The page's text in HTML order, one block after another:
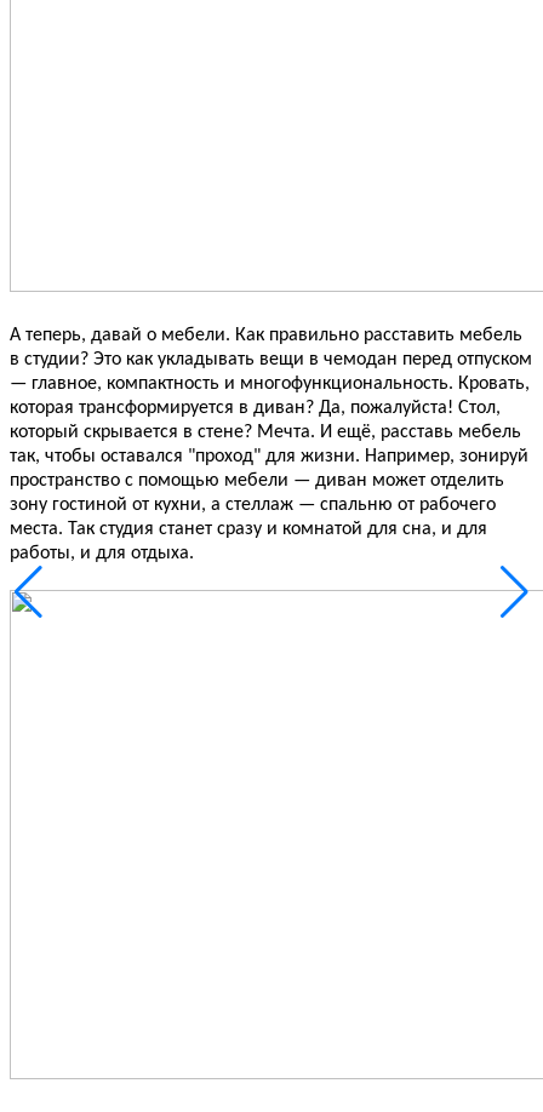
А теперь, давай о мебели. Как правильно расставить мебель
в студии? Это как укладывать вещи в чемодан перед отпуском
— главное, компактность и многофункциональность. Кровать,
которая трансформируется в диван? Да, пожалуйста! Стол,
который скрывается в стене? Мечта. И ещё, расставь мебель
так, чтобы оставался "проход" для жизни. Например, зонируй
пространство с помощью мебели — диван может отделить
зону гостиной от кухни, а стеллаж — спальню от рабочего
места. Так студия станет сразу и комнатой для сна, и для
работы, и для отдыха.